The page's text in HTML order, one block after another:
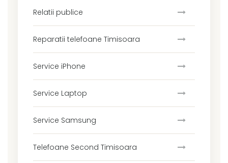
Relatii publice
Reparatii telefoane Timisoara
Service iPhone
Service Laptop
Service Samsung
Telefoane Second Timisoara